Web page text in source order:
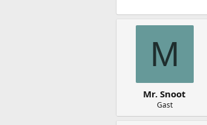
M
Mr. Snoot
Gast